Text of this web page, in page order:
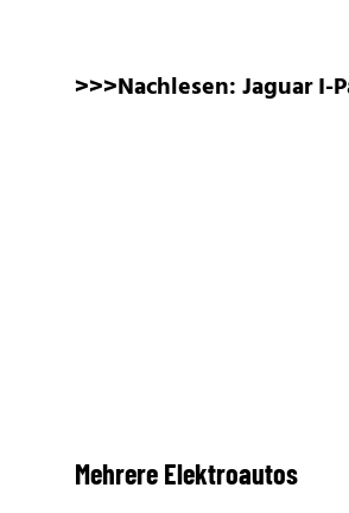
>>>Nachlesen:Jaguar I-
Mehrere Elektroautos